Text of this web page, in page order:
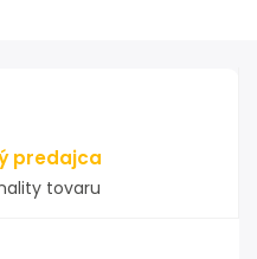
predajca
tovaru